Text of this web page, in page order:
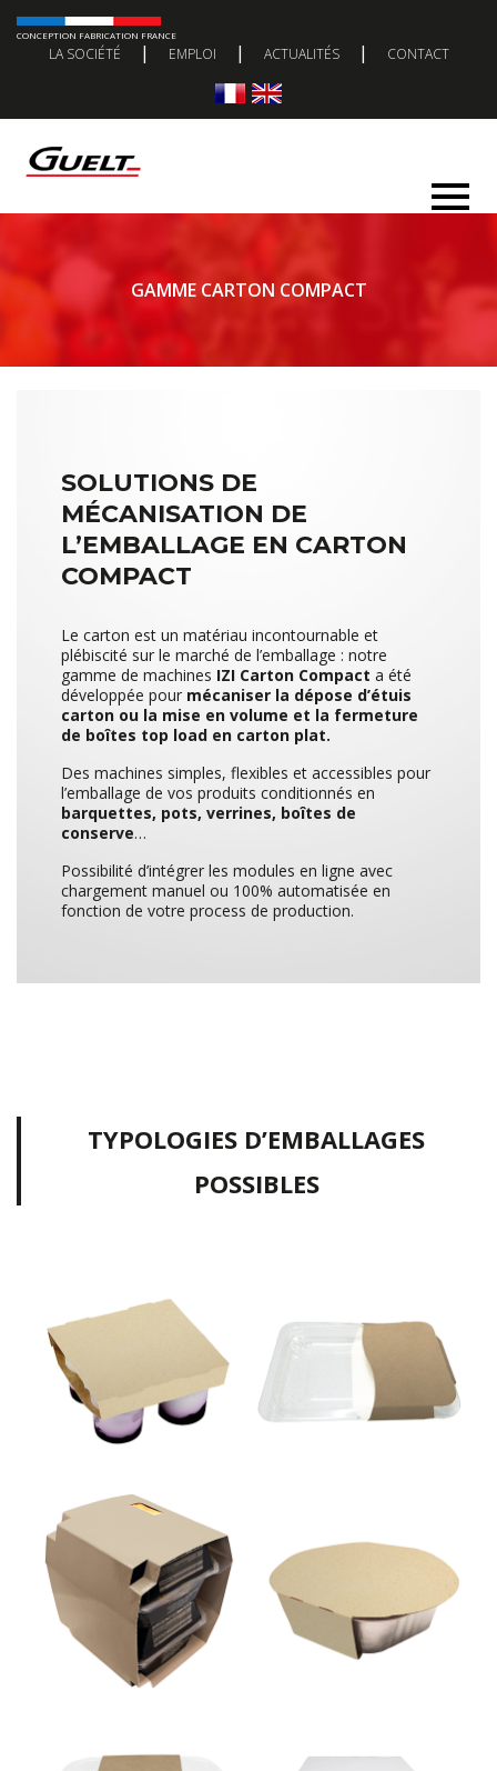
CONCEPTION FABRICATION FRANCE
LA SOCIÉTÉ | EMPLOI | ACTUALITÉS | CONTACT
GAMME CARTON COMPACT
SOLUTIONS DE
MÉCANISATION DE
L’EMBALLAGE EN CARTON
COMPACT
Le carton est un matériau incontournable et
plébiscité sur le marché de l’emballage : notre
gamme de machines IZI Carton Compact a été
développée pour mécaniser la dépose d’étuis
carton ou la mise en volume et la fermeture
de boîtes top load en carton plat.
Des machines simples, flexibles et accessibles pour
l’emballage de vos produits conditionnés en
barquettes, pots, verrines, boîtes de
conserve…
Possibilité d’intégrer les modules en ligne avec
chargement manuel ou 100% automatisée en
fonction de votre process de production.
TYPOLOGIES D’EMBALLAGES
POSSIBLES